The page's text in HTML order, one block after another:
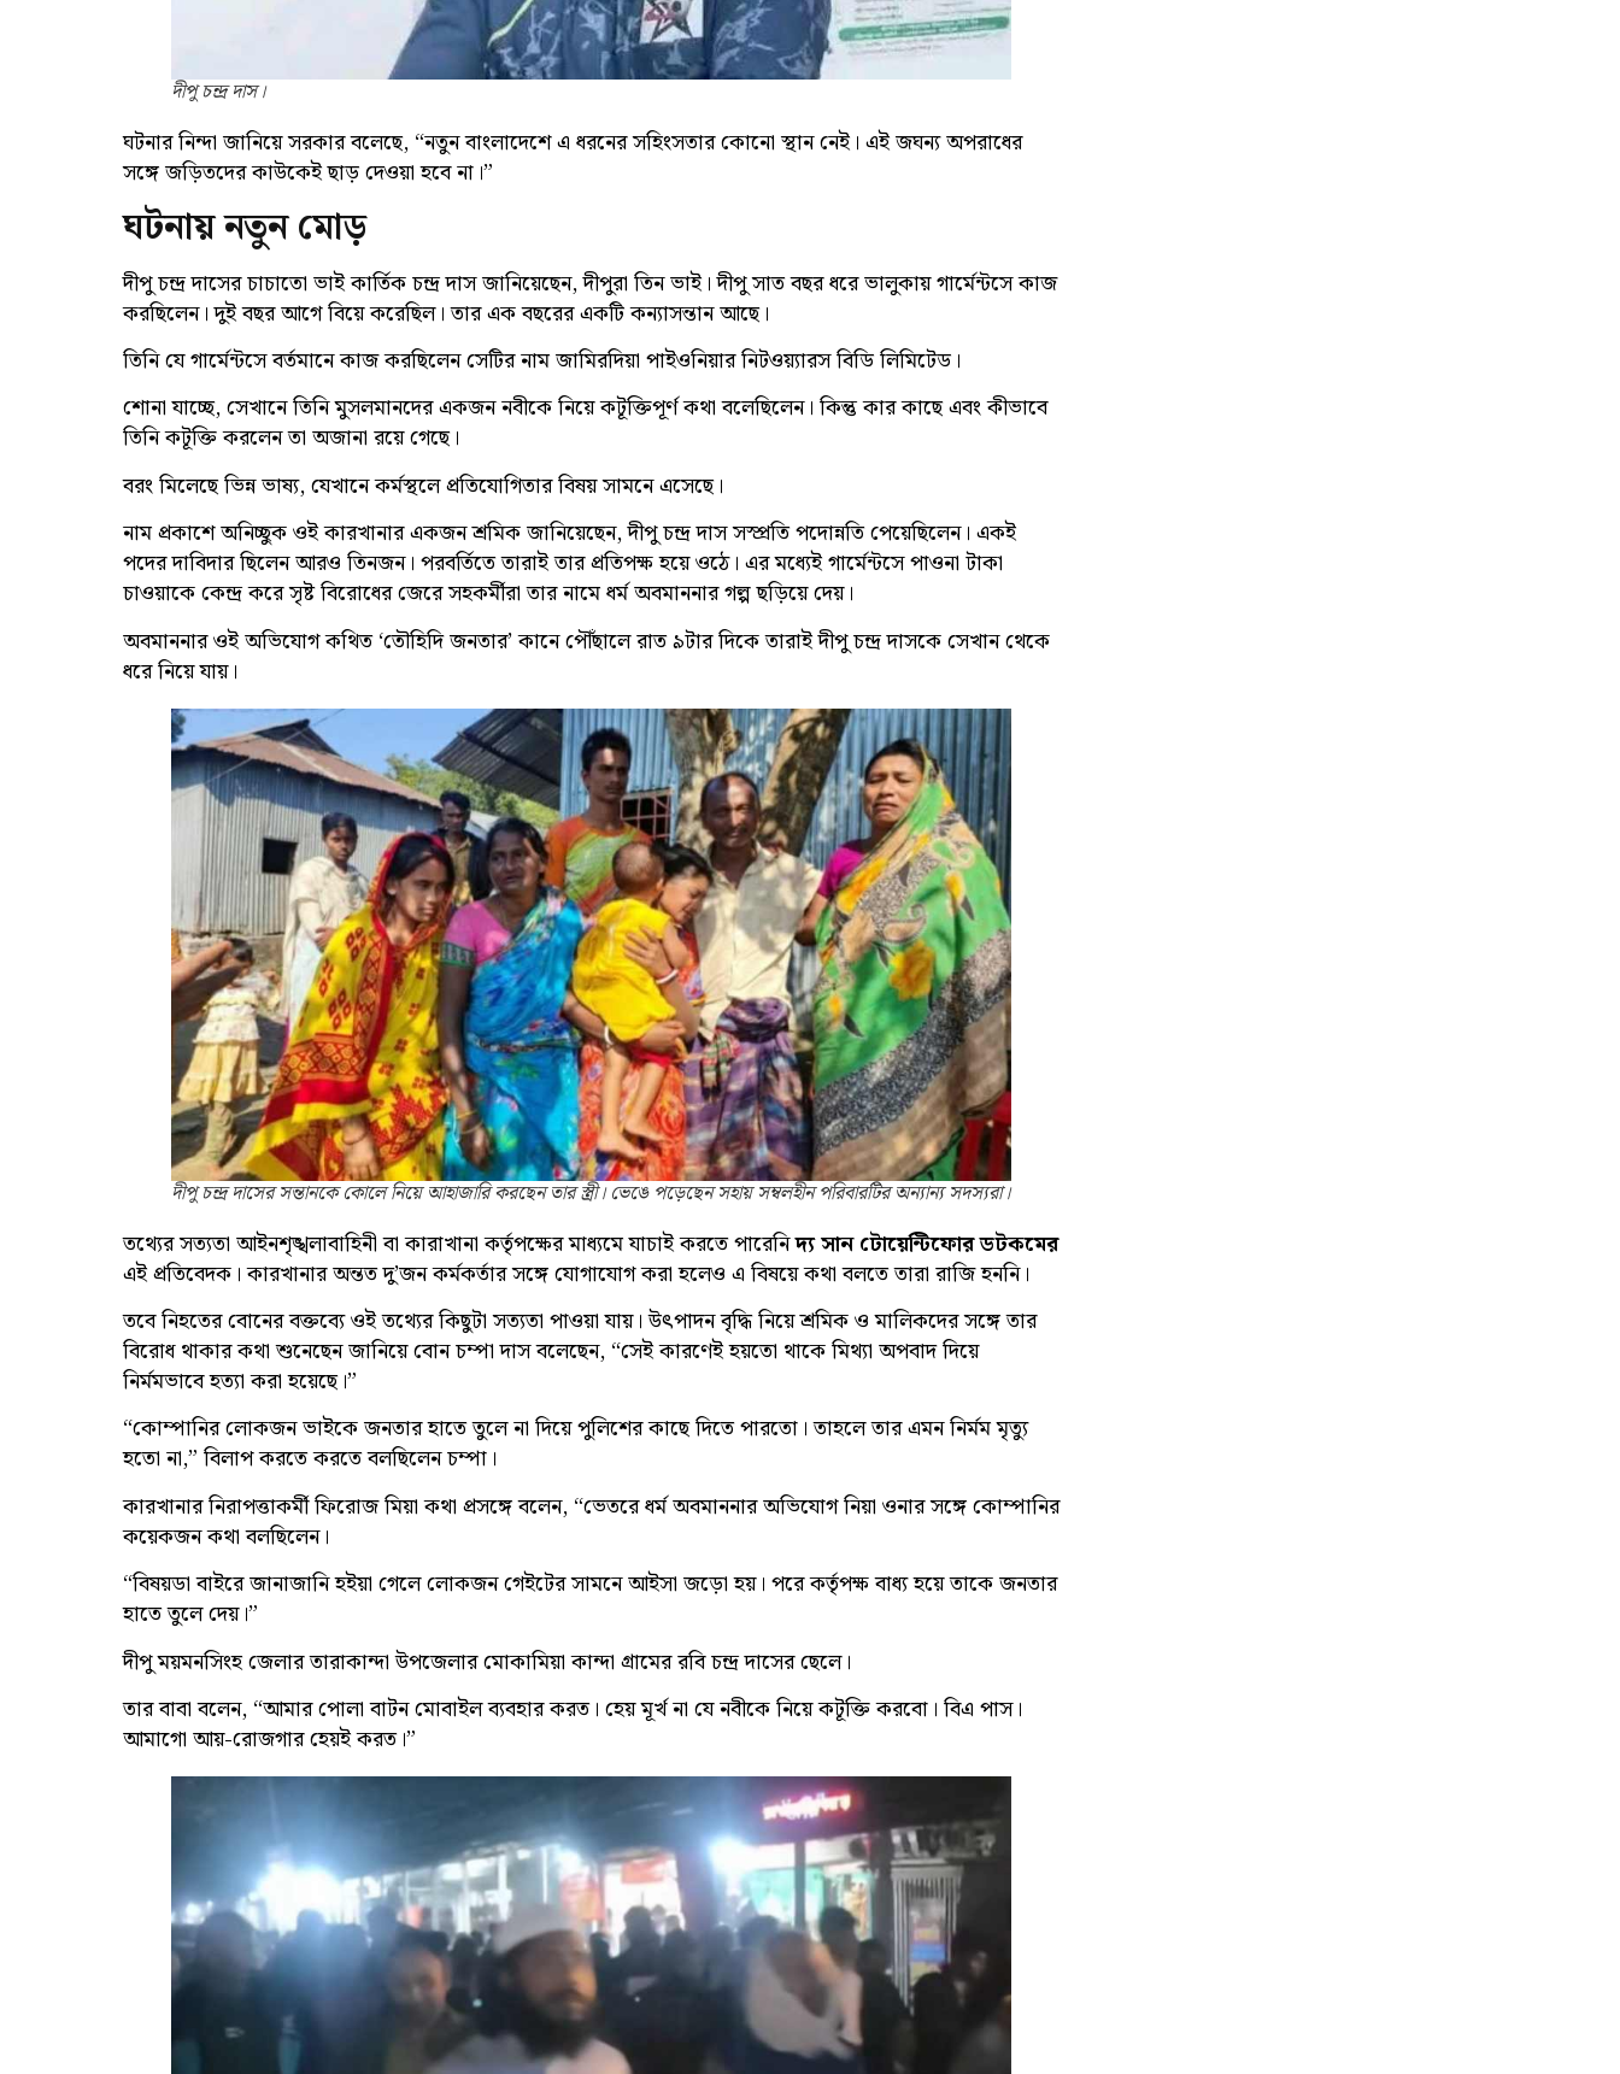
দীপু চন্দ্র দাস।
ঘটনার নিন্দা জানিয়ে সরকার বলেছে, “নতুন বাংলাদেশে এ ধরনের সহিংসতার কোনো স্থান নেই। এই জঘন্য অপরাধের
সঙ্গে জড়িতদের কাউকেই ছাড় দেওয়া হবে না।”
ঘটনায় নতুন মোড়
দীপু চন্দ্র দাসের চাচাতো ভাই কার্তিক চন্দ্র দাস জানিয়েছেন, দীপুরা তিন ভাই। দীপু সাত বছর ধরে ভালুকায় গার্মেন্টসে কাজ
করছিলেন। দুই বছর আগে বিয়ে করেছিল। তার এক বছরের একটি কন্যাসন্তান আছে।
তিনি যে গার্মেন্টসে বর্তমানে কাজ করছিলেন সেটির নাম জামিরদিয়া পাইওনিয়ার নিটওয়্যারস বিডি লিমিটেড।
শোনা যাচ্ছে, সেখানে তিনি মুসলমানদের একজন নবীকে নিয়ে কটূক্তিপূর্ণ কথা বলেছিলেন। কিন্তু কার কাছে এবং কীভাবে
তিনি কটূক্তি করলেন তা অজানা রয়ে গেছে।
বরং মিলেছে ভিন্ন ভাষ্য, যেখানে কর্মস্থলে প্রতিযোগিতার বিষয় সামনে এসেছে।
নাম প্রকাশে অনিচ্ছুক ওই কারখানার একজন শ্রমিক জানিয়েছেন, দীপু চন্দ্র দাস সস্প্রতি পদোন্নতি পেয়েছিলেন। একই
পদের দাবিদার ছিলেন আরও তিনজন। পরবর্তিতে তারাই তার প্রতিপক্ষ হয়ে ওঠে। এর মধ্যেই গার্মেন্টসে পাওনা টাকা
চাওয়াকে কেন্দ্র করে সৃষ্ট বিরোধের জেরে সহকর্মীরা তার নামে ধর্ম অবমাননার গল্প ছড়িয়ে দেয়।
অবমাননার ওই অভিযোগ কথিত ‘তৌহিদি জনতার’ কানে পৌঁছালে রাত ৯টার দিকে তারাই দীপু চন্দ্র দাসকে সেখান থেকে
ধরে নিয়ে যায়।
দীপু চন্দ্র দাসের সন্তানকে কোলে নিয়ে আহাজারি করছেন তার স্ত্রী। ভেঙে পড়েছেন সহায় সম্বলহীন পরিবারটির অন্যান্য সদস্যরা।
তথ্যের সত্যতা আইনশৃঙ্খলাবাহিনী বা কারাখানা কর্তৃপক্ষের মাধ্যমে যাচাই করতে পারেনিদ্য সান টোয়েন্টিফোর ডটকমের
এই প্রতিবেদক। কারখানার অন্তত দু’জন কর্মকর্তার সঙ্গে যোগাযোগ করা হলেও এ বিষয়ে কথা বলতে তারা রাজি হননি।
তবে নিহতের বোনের বক্তব্যে ওই তথ্যের কিছুটা সত্যতা পাওয়া যায়। উৎপাদন বৃদ্ধি নিয়ে শ্রমিক ও মালিকদের সঙ্গে তার
বিরোধ থাকার কথা শুনেছেন জানিয়ে বোন চম্পা দাস বলেছেন, “সেই কারণেই হয়তো থাকে মিথ্যা অপবাদ দিয়ে
নির্মমভাবে হত্যা করা হয়েছে।”
“কোম্পানির লোকজন ভাইকে জনতার হাতে তুলে না দিয়ে পুলিশের কাছে দিতে পারতো। তাহলে তার এমন নির্মম মৃত্যু
হতো না,” বিলাপ করতে করতে বলছিলেন চম্পা।
কারখানার নিরাপত্তাকর্মী ফিরোজ মিয়া কথা প্রসঙ্গে বলেন, “ভেতরে ধর্ম অবমাননার অভিযোগ নিয়া ওনার সঙ্গে কোম্পানির
কয়েকজন কথা বলছিলেন।
“বিষয়ডা বাইরে জানাজানি হইয়া গেলে লোকজন গেইটের সামনে আইসা জড়ো হয়। পরে কর্তৃপক্ষ বাধ্য হয়ে তাকে জনতার
হাতে তুলে দেয়।”
দীপু ময়মনসিংহ জেলার তারাকান্দা উপজেলার মোকামিয়া কান্দা গ্রামের রবি চন্দ্র দাসের ছেলে।
তার বাবা বলেন, “আমার পোলা বাটন মোবাইল ব্যবহার করত। হেয় মূর্খ না যে নবীকে নিয়ে কটূক্তি করবো। বিএ পাস।
আমাগো আয়-রোজগার হেয়ই করত।”